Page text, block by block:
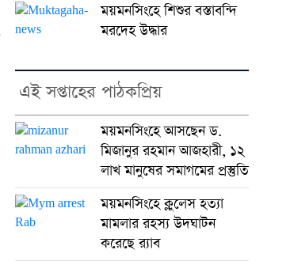
ময়মনসিংহে শিশুর বস্তাবন্দি
মরদেহ উদ্ধার
এই সপ্তাহের পাঠকপ্রিয়
ময়মনসিংহে আসছেন ড.
মিজানুর রহমান আজহারী, ১২
লাখ মানুষের সমাগমের প্রস্তুতি
ময়মনসিংহে ক্লুলেস হত্যা
মামলার রহস্য উদঘাটন
করেছে র‍্যাব